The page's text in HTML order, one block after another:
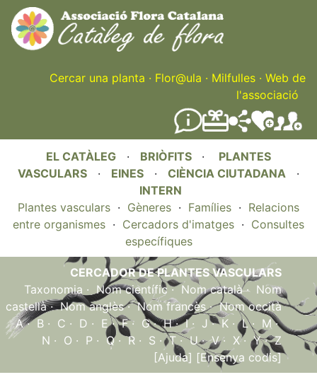
Skip
to
main
content
Cercar una planta · Flor@ula · Milfulles · Web de
l'associació
EL CATÀLEG · BRIÒFITS · PLANTES
VASCULARS · EINES · CIÈNCIA CIUTADANA ·
INTERN
Plantes vasculars · Gèneres · Famílies · Relacions
entre organismes · Cercadors d'imatges · Consultes
específiques
CERCADOR DE PLANTES VASCULARS
Taxonomia · Nom científic·Nom català· Nom
castellà·Nom anglès·Nom francès·Nom occità
A·B · C · D · E·F· G·H·I· J ·K ·L· M·
N · O · P · Q·R · S ·T ·U·V· X·Y·Z
[Ajuda] [Ensenya codis]